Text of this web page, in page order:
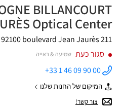
BILLANCOURT
Optical Center
211 boulevard Jean Jaurès
92100 Boulogne Billancourt
סגור כעת שמיעה & ראייה
התקשר
לחנות
Opticien
BOULOGNE
BILLANCOURT
+33 1 46 09 90 00
המיקום של החנות שלנו של
Opticien
BOULOGNE
צור קשר!